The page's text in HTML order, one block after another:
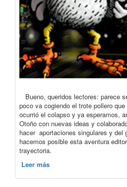
Bueno, queridos lectores: parece
poco va cogiendo el trote pollero
ocurrió el colapso y ya esperamos,
Otoño con nuevas ideas y
hacer aportaciones singulares y del
hacemos posible esta aventura
trayectoria.
Leer más